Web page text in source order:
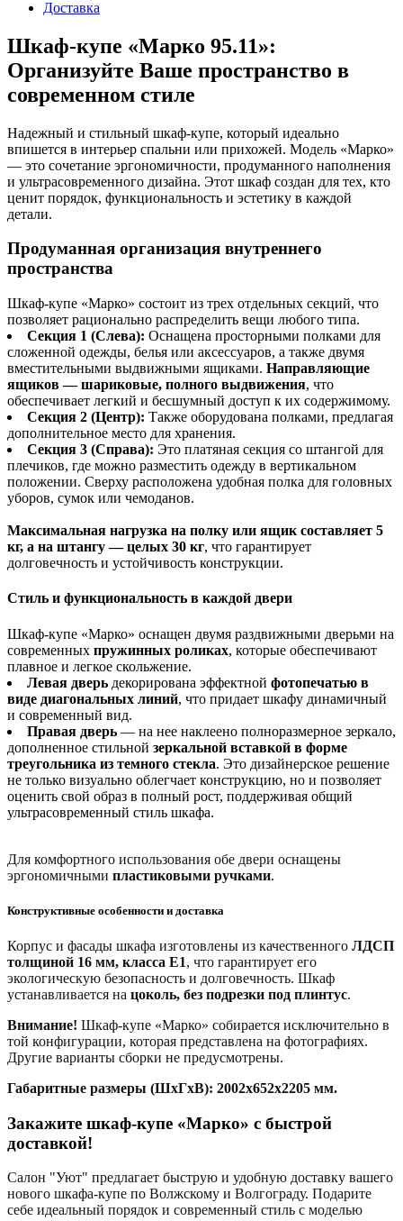
Доставка
Шкаф-купе «Марко 95.11»:
Организуйте Ваше пространство в
современном стиле
Надежный и стильный шкаф-купе, который идеально
впишется в интерьер спальни или прихожей. Модель «Марко»
— это сочетание эргономичности, продуманного наполнения
и ультрасовременного дизайна. Этот шкаф создан для тех, кто
ценит порядок, функциональность и эстетику в каждой
детали.
Продуманная организация внутреннего
пространства
Шкаф-купе «Марко» состоит из трех отдельных секций, что
позволяет рационально распределить вещи любого типа.
Секция 1 (Слева): Оснащена просторными полками для
сложенной одежды, белья или аксессуаров, а также двумя
вместительными выдвижными ящиками. Направляющие
ящиков — шариковые, полного выдвижения, что
обеспечивает легкий и бесшумный доступ к их содержимому.
Секция 2 (Центр): Также оборудована полками, предлагая
дополнительное место для хранения.
Секция 3 (Справа): Это платяная секция со штангой для
плечиков, где можно разместить одежду в вертикальном
положении. Сверху расположена удобная полка для головных
уборов, сумок или чемоданов.
Максимальная нагрузка на полку или ящик составляет 5
кг, а на штангу — целых 30 кг, что гарантирует
долговечность и устойчивость конструкции.
Стиль и функциональность в каждой двери
Шкаф-купе «Марко» оснащен двумя раздвижными дверьми на
современных пружинных роликах, которые обеспечивают
плавное и легкое скольжение.
Левая дверь декорирована эффектной фотопечатью в
виде диагональных линий, что придает шкафу динамичный
и современный вид.
Правая дверь — на нее наклеено полноразмерное зеркало,
дополненное стильной зеркальной вставкой в форме
треугольника из темного стекла. Это дизайнерское решение
не только визуально облегчает конструкцию, но и позволяет
оценить свой образ в полный рост, поддерживая общий
ультрасовременный стиль шкафа.
Для комфортного использования обе двери оснащены
эргономичными пластиковыми ручками.
Конструктивные особенности и доставка
Корпус и фасады шкафа изготовлены из качественного ЛДСП
толщиной 16 мм, класса Е1, что гарантирует его
экологическую безопасность и долговечность. Шкаф
устанавливается на цоколь, без подрезки под плинтус.
Внимание! Шкаф-купе «Марко» собирается исключительно в
той конфигурации, которая представлена на фотографиях.
Другие варианты сборки не предусмотрены.
Габаритные размеры (ШхГхВ): 2002х652х2205 мм.
Закажите шкаф-купе «Марко» с быстрой
доставкой!
Салон "Уют" предлагает быструю и удобную доставку вашего
нового шкафа-купе по Волжскому и Волгограду. Подарите
себе идеальный порядок и современный стиль с моделью